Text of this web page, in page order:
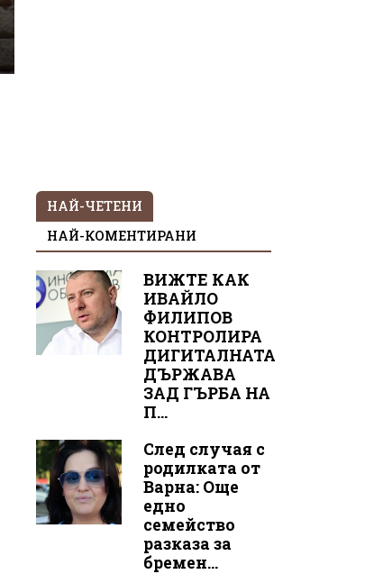
НАЙ-ЧЕТЕНИ
НАЙ-КОМЕНТИРАНИ
ВИЖТЕ КАК
ИВАЙЛО
ФИЛИПОВ
КОНТРОЛИРА
ДИГИТАЛНАТА
ДЪРЖАВА
ЗАД ГЪРБА НА
П...
След случая с
родилката от
Варна: Още
едно
семейство
разказа за
бремен...